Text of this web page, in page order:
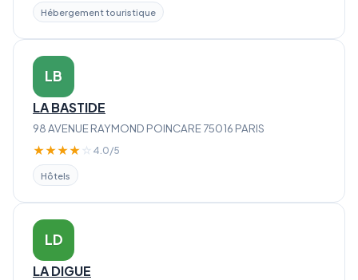
Hébergement touristique
LB
LA BASTIDE
98 AVENUE RAYMOND POINCARE 75016 PARIS
★★★★ ☆ 4.0/5
Hôtels
LD
LA DIGUE